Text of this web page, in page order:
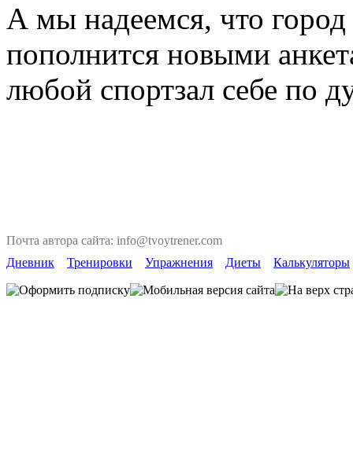
А мы надеемся, что
пополнится новыми
любой спортзал себе по
Почта автора сайта: info@tvoytrener.com
Дневник
Тренировки Упражнения Диеты Калькуляторы